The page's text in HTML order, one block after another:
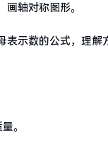
轴对称图形。
示数的公式，理
。